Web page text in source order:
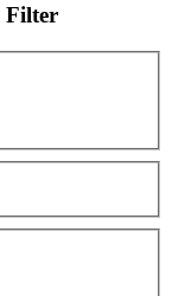
Filter